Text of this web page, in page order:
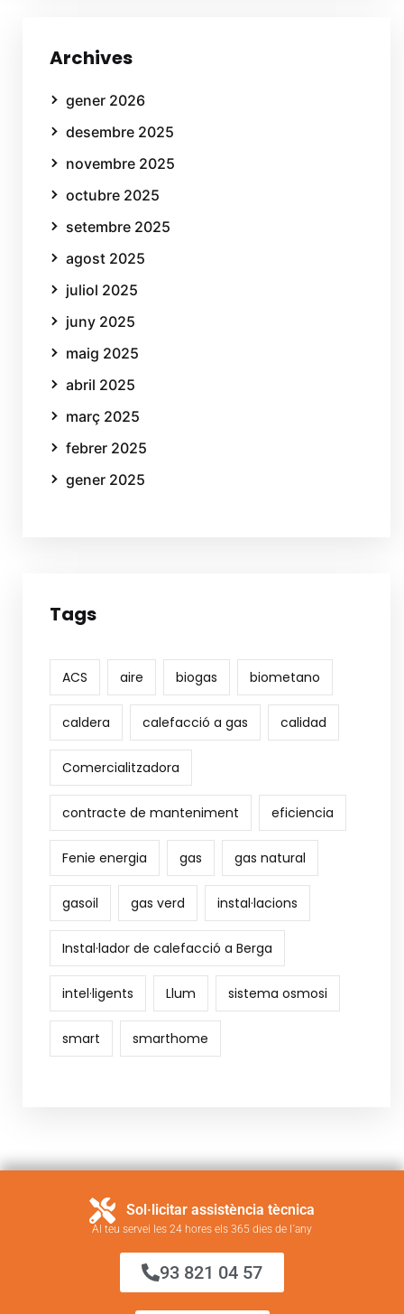
Archives
gener 2026
desembre 2025
novembre 2025
octubre 2025
setembre 2025
agost 2025
juliol 2025
juny 2025
maig 2025
abril 2025
març 2025
febrer 2025
gener 2025
Tags
ACS aire biogas biometano
caldera calefacció a gas calidad
Comercialitzadora
contracte de manteniment eficiencia
Fenie energia gas gas natural
gasoil gas verd instal·lacions
Instal·lador de calefacció a Berga
intel·ligents Llum sistema osmosi
smart smarthome
Sol·licitar assistència tècnica
Al teu servei les 24 hores els 365 dies de l´any
93 821 04 57